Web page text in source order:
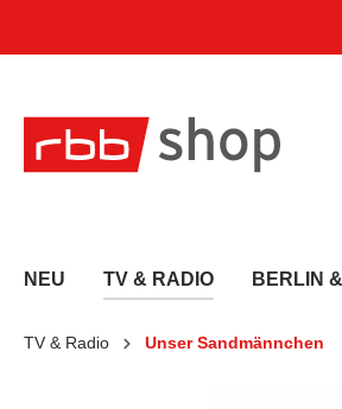
NEU TV & RADIO BERLIN
TV & Radio Unser Sandmännchen